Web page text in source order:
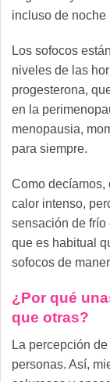
incluso de noche
Los sofocos
niveles de las
progesterona,
en la
menopausia,
para siempre.
Como decíamos,
calor intenso,
sensación de frío
que es habitual
sofocos de
¿Por qué
que otras?
La percepción
personas. Así,